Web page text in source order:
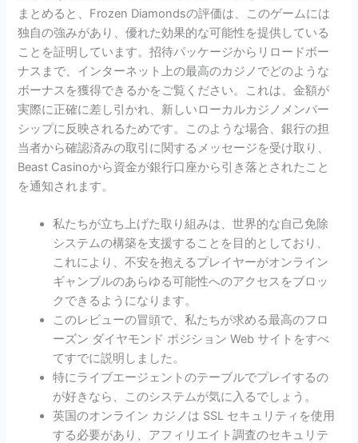
まとめると、Frozen Diamondsの評価は、このゲームには
独自の強みがあり、優れた効果的な可能性を提供している
ことを証明しています。招待パッケージからリロードボー
ナスまで、インターネット上の最高のカジノでどのような
ボーナスを獲得できるかをご覧ください。これは、金額が
実際に正確に差し引かれ、新しいローカルカジノメンバー
シップに反映されるためです。このような場合、銀行の担
当者から確認済みの取引に関するメッセージを受け取り、
Beast Casinoから資金が銀行口座から引き落とされたこと
を通知されます。
私たちが立ち上げた取り組みは、世界的な自己免除
システムの構築を支援することを目的としており、
これにより、不安を抱えるプレイヤーがオンライン
ギャンブルのあらゆる可能性へのアクセスをブロッ
クできるようになります。
このレビューの冒頭で、私たちが求める最高のフロ
ーズン ダイヤモンド ポジション Web サイトをすべ
てすでに説明しました。
特にライブエージェントのテーブルでプレイするの
が好きなら、このシステムが気に入るでしょう。
英国のオンライン カジノは SSL セキュリティを使用
する必要があり、アフィリエイト調査のセキュリテ